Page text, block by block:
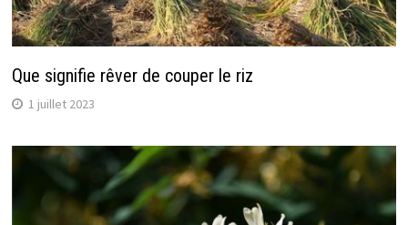
Que signifie rêver de couper le riz
1 juillet 2023